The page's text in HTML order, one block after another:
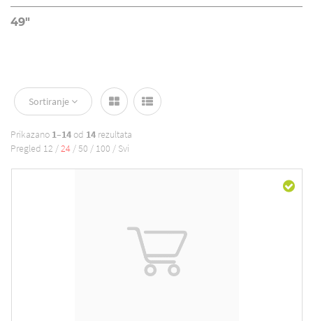
49"
Sortiranje
Prikazano 1–14 od 14 rezultata
Pregled 12 /24 /50 / 100 / Svi